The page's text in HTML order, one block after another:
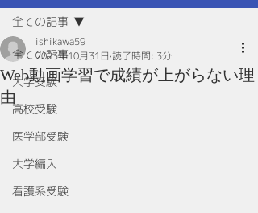
全ての記事
大学受験
高校受験
医学部受験
大学編入
看護系受験
全ての記事
Web動画学習で成績が上がらない理
由
ishikawa59
2023年10月31日 読了時間: 3分